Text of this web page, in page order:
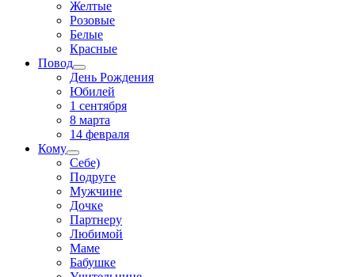
Желтые
Розовые
Белые
Красные
Повод
День Рождения
Юбилей
1 сентября
8 марта
14 февраля
Кому
Себе)
Подруге
Мужчине
Дочке
Партнеру
Любимой
Маме
Бабушке